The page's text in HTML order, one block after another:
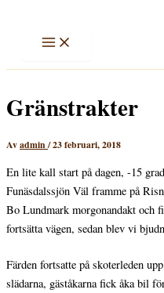
Gränstrakter
Avadmin/23 februari, 2018
En lite kall start på dagen, -15
Funäsdalssjön Väl framme på
Bo Lundmark morgonandakt och
fortsätta vägen, sedan blev vi
Färden fortsatte på skoterleden
slädarna, gäståkarna fick åka bil